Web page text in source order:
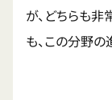
が、どちらも
も、この分野の